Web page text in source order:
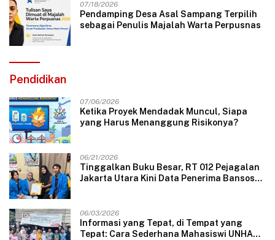
07/18/2026
Pendamping Desa Asal Sampang Terpilih
sebagai Penulis Majalah Warta Perpusnas
Pendidikan
07/06/2026
Ketika Proyek Mendadak Muncul, Siapa
yang Harus Menanggung Risikonya?
06/21/2026
Tinggalkan Buku Besar, RT 012 Pejagalan
Jakarta Utara Kini Data Penerima Bansos
06/03/2026
Informasi yang Tepat, di Tempat yang
Tepat: Cara Sederhana Mahasiswi UNHAS